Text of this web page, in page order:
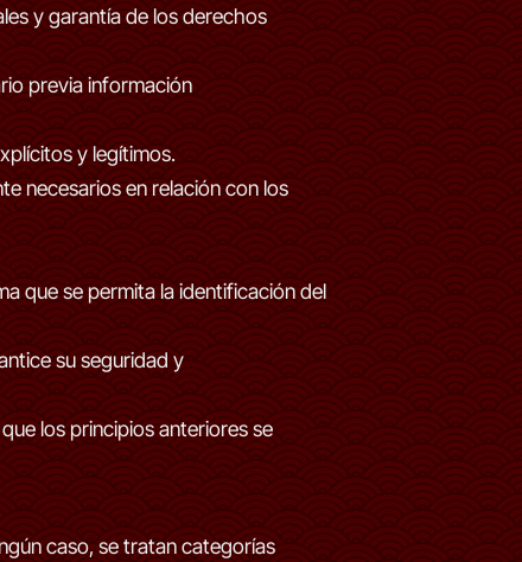
y garantía de los derechos
previa información
y legítimos.
necesarios en relación con los
que se permita la identificación del
su seguridad y
los principios anteriores se
caso, se tratan categorías